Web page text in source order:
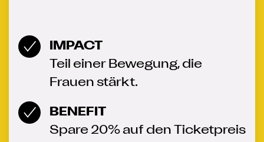
IMPACT
Teil einer Bewegung, die
Frauen stärkt.
BENEFIT
Spare 20% auf den Ticketpreis